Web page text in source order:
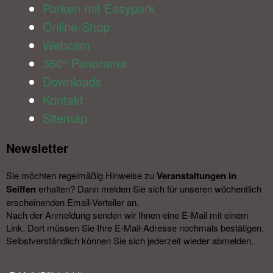
Parken mit Easypark
Online-Shop
Webcam
360° Panorama
Downloads
Kontakt
Sitemap
Newsletter​
Sie möchten regelmäßig Hinweise zu Veranstal­tungen in
Seiffen erhalten? Dann melden Sie sich für unseren wöchentlich
erscheinenden Email-Verteiler an.
Nach der Anmeldung senden wir Ihnen eine E-Mail mit einem
Link. Dort müssen Sie Ihre E-Mail-Adresse nochmals bestätigen.
Selbstverständlich können Sie sich jederzeit wieder abmelden.​